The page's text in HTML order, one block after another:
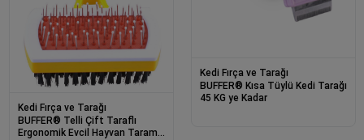
Kedi Fırça ve Tarağı
BUFFER® Telli Çift Taraflı
Ergonomik Evcil Hayvan Tarama
Kedi Fırça ve Tarağı
BUFFER® Kısa Tüylü Kedi Tarağı
45 KG ye Kadar